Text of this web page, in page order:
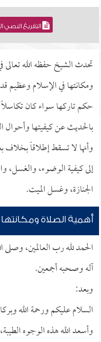
التفريغ النصي
تحدث الشيخ حفظه الله تعالى
ومكانتها في الإسلام وعظيم
حكم تاركها سواء كان
بالحديث عن كيفيتها
وأنها لا تسقط إطلاقاً
إلى كيفية الوضوء،
الجنازة، وغسل الميت.
أهمية الصلاة
الحمد لله رب العالمين،
آله وصحبه أجمعين.
وبعد:
السلام عليكم ورحمة الله
وأسعد الله هذه الوجوه